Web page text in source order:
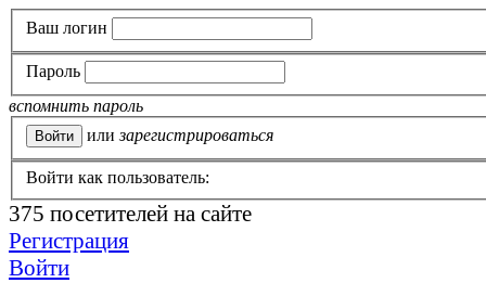
Ваш логин
Пароль
вспомнить пароль
или зарегистрироваться
Войти как пользователь:
375 посетителей на сайте
Регистрация
Войти